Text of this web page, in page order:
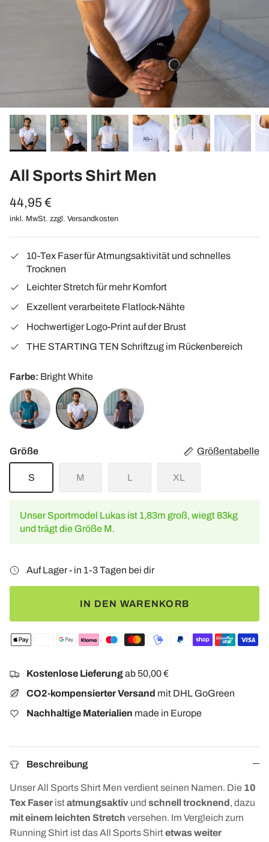
All Sports Shirt Men
44,95 €
inkl. MwSt. zzgl. Versandkosten
10-Tex Faser für Atmungsaktivität und schnelles
Trocknen
Leichter Stretch für mehr Komfort
Exzellent verarbeitete Flatlock-Nähte
Hochwertiger Logo-Print auf der Brust
THE STARTING TEN Schriftzug im Rückenbereich
Farbe Bright White
Petrol
Bright
White
Anthracite
Melange
Größe Größentabelle
S M L XL
Unser Sportmodel Lukas ist 1,83m groß, wiegt 83kg
und trägt die Größe M.
Auf Lager - in 1-3 Tagen bei dir
IN DEN WARENKORB
Kostenlose Lieferungab 50,00 €
CO2-kompensierter Versand mit DHL GoGreen
Nachhaltige Materialien made in Europe
Beschreibung
Unser All Sports Shirt Men verdient seinen Namen. Die 10
Tex Faser istatmungsaktiv und schnell trocknend , dazu
mit einem leichten Stretch versehen. Im Vergleich zum
Running Shirt ist das All Sports Shirtetwas weiter